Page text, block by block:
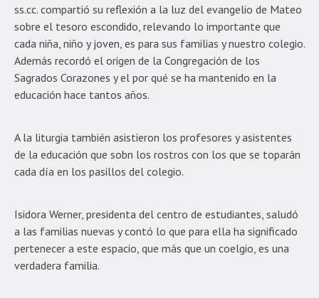
ss.cc. compartió su reflexión a la luz del evangelio de Mateo
sobre el tesoro escondido, relevando lo importante que
cada niña, niño y joven, es para sus familias y nuestro colegio.
Además recordó el origen de la Congregación de los
Sagrados Corazones y el por qué se ha mantenido en la
educación hace tantos años.
A la liturgia también asistieron los profesores y asistentes
de la educación que sobn los rostros con los que se toparán
cada día en los pasillos del colegio.
Isidora Werner, presidenta del centro de estudiantes, saludó
a las familias nuevas y contó lo que para ella ha significado
pertenecer a este espacio, que más que un coelgio, es una
verdadera familia.